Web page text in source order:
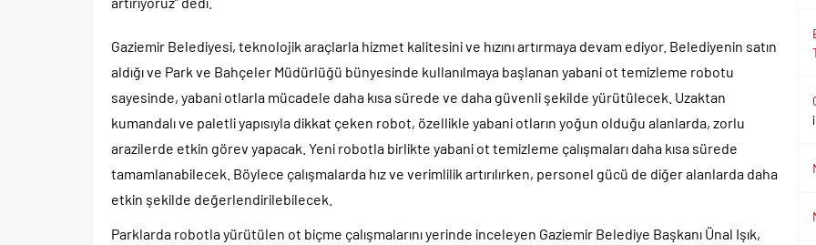
Gaziemir Belediyesi, teknolojik araçlarla hizmet kalitesini ve hızını artırmaya devam ediyor. Belediyenin satın
aldığı ve Park ve Bahçeler Müdürlüğü bünyesinde kullanılmaya başlanan yabani ot temizleme robotu
sayesinde, yabani otlarla mücadele daha kısa sürede ve daha güvenli şekilde yürütülecek. Uzaktan
kumandalı ve paletli yapısıyla dikkat çeken robot, özellikle yabani otların yoğun olduğu alanlarda, zorlu
arazilerde etkin görev yapacak. Yeni robotla birlikte yabani ot temizleme çalışmaları daha kısa sürede
tamamlanabilecek. Böylece çalışmalarda hız ve verimlilik artırılırken, personel gücü de diğer alanlarda daha
etkin şekilde değerlendirilebilecek.
Parklarda robotla yürütülen ot biçme çalışmalarını yerinde inceleyen Gaziemir Belediye Başkanı Ünal Işık,